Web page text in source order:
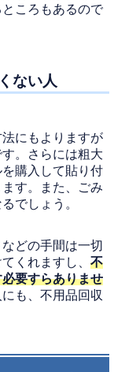
ころもあるので
ない人
にもよりますが
。さらには粗大
購入して貼り付
す。また、ごみ
でしょう。
どの手間は一切
くれますし、 不
要すらありませ
も、不用品回収